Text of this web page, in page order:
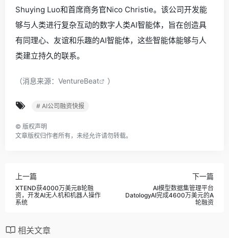
Shuying Luo和首席商务官Nico Christie。该公司开发能
够与人类进行复杂互动的数字人类AI智能体，旨在创造具
有同理心、友谊和乐趣的AI智能体，这些智能体能够与人
类建立持久的联系。
（消息来源： VentureBeat ）
# AI公司融资快报
© 版权声明
文章版权归作者所有，未经允许请勿转载。
上一篇
XTEND获4000万美元B轮融
资，开发AI无人机和机器人操作
系统
下一篇
AI模型数据集管理平台
DatologyAI完成4600万美元的A
轮融资
相关文章